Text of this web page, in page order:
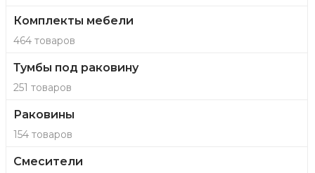
Комплекты мебели
464 товаров
Тумбы под раковину
251 товаров
Раковины
154 товаров
Смесители